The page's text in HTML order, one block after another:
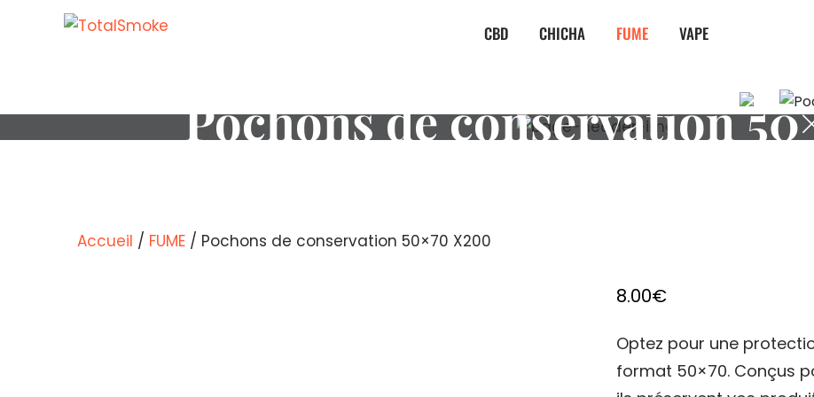
CBD CHICHA FUME VAPE
Pochons de conservation
Accueil / FUME / Pochons de conservation 50×70 X200
8.00€
Optez pour une
format 50×70. Conçus